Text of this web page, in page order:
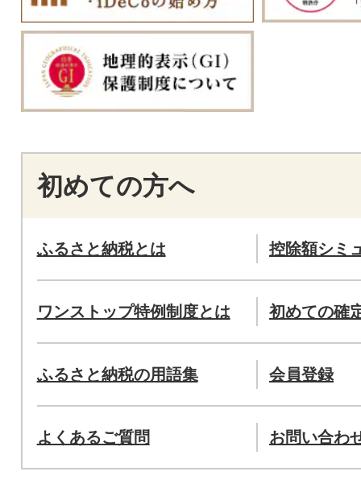
初めての方へ
ふるさと納税とは 控除額シミ
ワンストップ特例制度とは 初めての確
ふるさと納税の用語集 会員登録
よくあるご質問 お問い合わ